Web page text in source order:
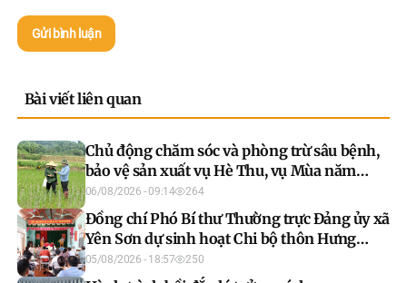
Gửi bình luận
Bài viết liên quan
Chủ động chăm sóc và phòng trừ sâu bệnh,
bảo vệ sản xuất vụ Hè Thu, vụ Mùa năm
2026
06/08/2026 - 09:14 264
Đồng chí Phó Bí thư Thường trực Đảng ủy xã
Yên Sơn dự sinh hoạt Chi bộ thôn Hưng
Thịnh
05/08/2026 - 18:57 250